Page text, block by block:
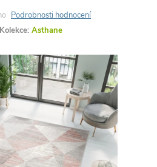
Podrobnosti hodnocení
Kolekce: Asthane